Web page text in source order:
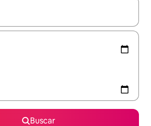
estén disponibles, navega con las
Buscar